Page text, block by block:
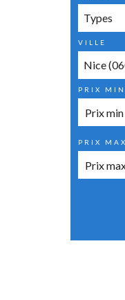
Types
VILLE
Nice
PRIX MIN
PRIX MAX